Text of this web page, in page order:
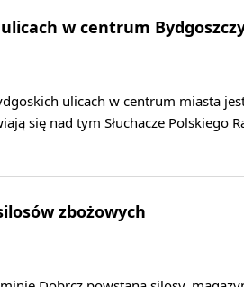
w centrum
ulicach w centrum miasta
się nad tym Słuchacze Polskiego
zbożowych